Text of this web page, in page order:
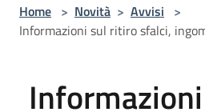
Home > Novità > Avvisi >
Informazioni sul ritiro sfalci,